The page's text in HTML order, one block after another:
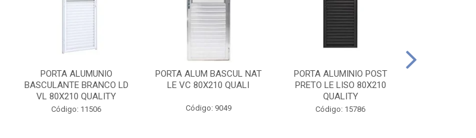
PORTA ALUMUNIO
BASCULANTE BRANCO LD
VL 80X210 QUALITY
Código: 11506
PORTA ALUM BASCUL NAT
LE VC 80X210 QUALI
Código: 9049
PORTA ALUMINIO POST
PRETO LE LISO 80X210
QUALITY
Código: 15786